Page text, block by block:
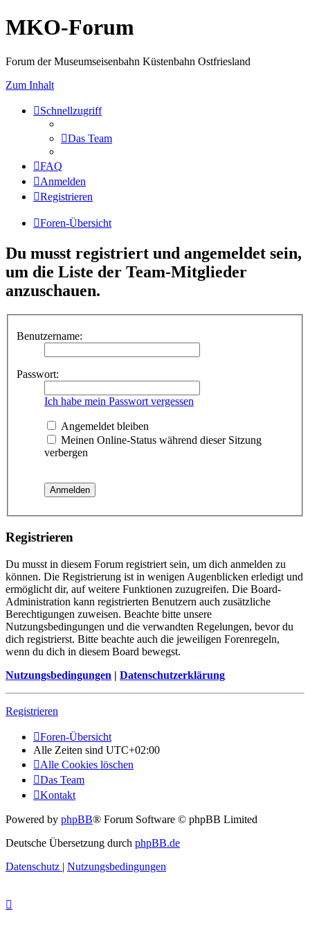
MKO-Forum
Forum der Museumseisenbahn Küstenbahn Ostfriesland
Zum Inhalt
Schnellzugriff
Das Team
FAQ
Anmelden
Registrieren
Foren-Übersicht
Du musst registriert und angemeldet sein,
um die Liste der Team-Mitglieder
anzuschauen.
Benutzername:
Passwort:
Ich habe mein Passwort vergessen
Angemeldet bleiben
Meinen Online-Status während dieser Sitzung
verbergen
Registrieren
Du musst in diesem Forum registriert sein, um dich anmelden zu
können. Die Registrierung ist in wenigen Augenblicken erledigt und
ermöglicht dir, auf weitere Funktionen zuzugreifen. Die Board-
Administration kann registrierten Benutzern auch zusätzliche
Berechtigungen zuweisen. Beachte bitte unsere
Nutzungsbedingungen und die verwandten Regelungen, bevor du
dich registrierst. Bitte beachte auch die jeweiligen Forenregeln,
wenn du dich in diesem Board bewegst.
Nutzungsbedingungen | Datenschutzerklärung
Registrieren
Foren-Übersicht
Alle Zeiten sind UTC+02:00
Alle Cookies löschen
Das Team
Kontakt
Powered by phpBB® Forum Software © phpBB Limited
Deutsche Übersetzung durch phpBB.de
Datenschutz | Nutzungsbedingungen